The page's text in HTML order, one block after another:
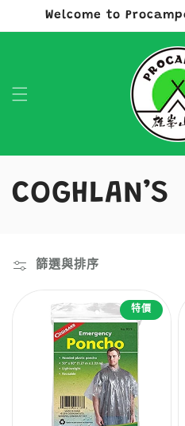
跳至內容
Welcome to
商
系
COGHLAN’S
篩選與排序
特價